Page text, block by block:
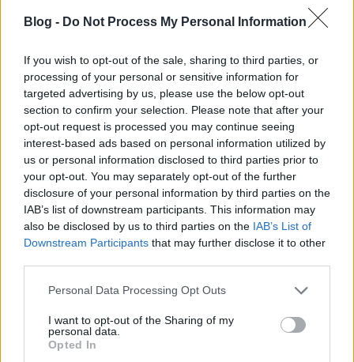
Blog - Do Not Process My Personal Information
If you wish to opt-out of the sale, sharing to third parties, or
processing of your personal or sensitive information for
targeted advertising by us, please use the below opt-out
section to confirm your selection. Please note that after your
opt-out request is processed you may continue seeing
interest-based ads based on personal information utilized by
us or personal information disclosed to third parties prior to
your opt-out. You may separately opt-out of the further
disclosure of your personal information by third parties on the
IAB’s list of downstream participants. This information may
also be disclosed by us to third parties on the IAB’s List of
Downstream Participants that may further disclose it to other
Please note that this website/app uses one or more Google
not limited to your visit or usage behaviour. You may click to
grant or deny consent to Google and its third-party tags to
use your data for below specified purposes in below Google
Personal Data Processing Opt Outs
I want to opt-out of the Sharing of my
personal data.
Opted In